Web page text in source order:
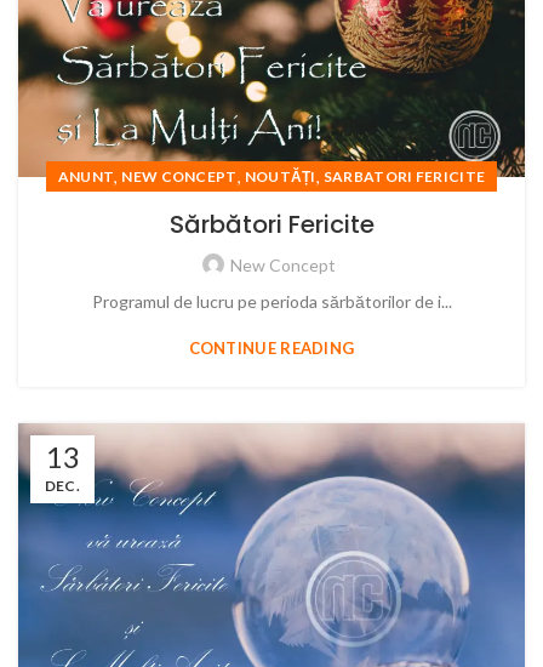
ANUNT, NEW CONCEPT, NOUTĂȚI, SARBATORI FERICITE
Sărbători Fericite
New Concept
Programul de lucru pe perioda sărbătorilor de i...
CONTINUE READING
13
DEC.